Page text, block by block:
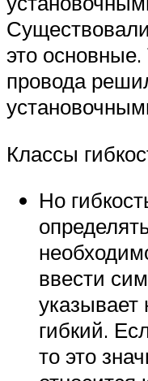
это
провода
Классы
Но
ввести
указывает
гибкий.
то это